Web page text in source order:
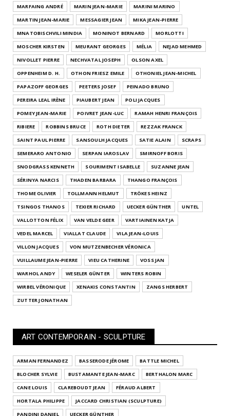
MARFAING ANDRÉ
MARIN JEAN-MARIE
MARINI MARINO
MARTIN JEAN-MARIE
MESSAGIER JEAN
MIKA JEAN-PIERRE
MNATOBISCHVILI MINDIA
MONINOT BERNARD
MORLOTTI
MOSCHER KIRSTEN
MEURANT GEORGES MÉLIA
NEJAD MEHMED
NIVOLLET PIERRE
NECHVATAL JOSEPH
OLSON AXEL
OPPENHEIM D. H.
OTHON FRIESZ EMILE
OTHONIEL JEAN-MICHEL
PAPAZOFF GEORGES
PEETERS JOSEF
PEINADO BRUNO
PEREIRA LEAL IRÈNE
PIAUBERT JEAN
POLI JACQUES
POMEY JEAN-MARIE
POIVRET JEAN-LUC
RAMAH HENRI FRANÇOIS
RIBIERE
ROBBINS BRUCE ROTH DIETER
REZZAK FRANCK
SAINT PAUL PIERRE
SANSOULH JACQUES SATIE ALAIN
SCRAPS
SEMERARO ANTONIO
SERPAN IAROSLAV
SMIRNOFF BORIS
SNODGRASS KENNETH
SOURIMENT ISABELLE
SUZANNE JEAN
SÉRINYA NARCIS
THADEN BARBARA
THANGO FRANÇOIS
THOME OLIVIER
TOLLMANN HELMUT
TRÖKES HEINZ
TSINGOS THANOS
TEXIER RICHARD UECKER GÜNTHER
UNTEL
VALLOTTON FÉLIX
VAN VELDE GEER
VARTIAINEN KATJA
VEDEL MARCEL
VIALLAT CLAUDE
VILA JEAN-LOUIS
VILLON JACQUES
VON MUTZENBECHER VÉRONICA
VUILLAUME JEAN-PIERRE
VIEU CATHERINE
VOSS JAN
WARHOL ANDY
WESELER GÜNTER
WINTERS ROBIN
WIRBEL VÉRONIQUE
XENAKIS CONSTANTIN
ZANGS HERBERT
ZUTTER JONATHAN
ART CONTEMPORAIN - SCULPTURE
ARMAN FERNANDEZ BASSERODE JÉROME
BATTLE MICHEL
BLOCHER SYLVIE
BUSTAMANTE JEAN-MARC
BERTHALON MARC
CANE LOUIS
CLAREBOUDT JEAN
FÉRAUD ALBERT
HORTALA PHILIPPE
JACCARD CHRISTIAN (SCULPTURE)
PANDINI DANIEL
UECKER GÜNTHER